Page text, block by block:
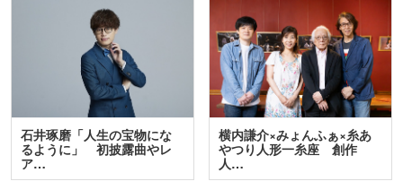
石井琢磨「人生の宝物にな
るように」 初披露曲やレ
ア…
横内謙介×みょんふぁ×糸あ
やつり人形一糸座 創作
人…